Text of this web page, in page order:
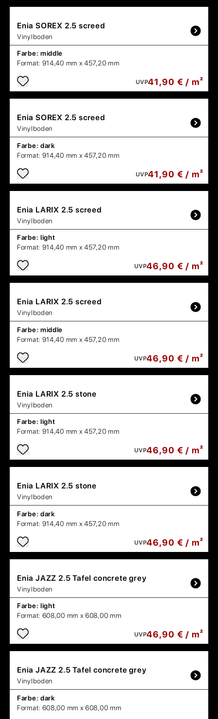
Enia SOREX 2.5 screed
Vinylboden
Farbe: middle
Format: 914,40 mm x 457,20 mm
UVP41,90 € / m²
Enia SOREX 2.5 screed
Vinylboden
Farbe: dark
Format: 914,40 mm x 457,20 mm
UVP41,90 € / m²
Enia LARIX 2.5 screed
Vinylboden
Farbe: light
Format: 914,40 mm x 457,20 mm
UVP46,90 € / m²
Enia LARIX 2.5 screed
Vinylboden
Farbe: middle
Format: 914,40 mm x 457,20 mm
UVP46,90 € / m²
Enia LARIX 2.5 stone
Vinylboden
Farbe: light
Format: 914,40 mm x 457,20 mm
UVP46,90 € / m²
Enia LARIX 2.5 stone
Vinylboden
Farbe: dark
Format: 914,40 mm x 457,20 mm
UVP46,90 € / m²
Enia JAZZ 2.5 Tafel concrete grey
Vinylboden
Farbe: light
Format: 608,00 mm x 608,00 mm
UVP46,90 € / m²
Enia JAZZ 2.5 Tafel concrete grey
Vinylboden
Farbe: dark
Format: 608,00 mm x 608,00 mm